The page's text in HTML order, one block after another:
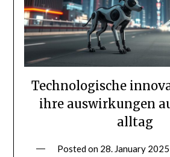
Technologische
ihre auswirkungen
alltag
Posted on 28. January 2025